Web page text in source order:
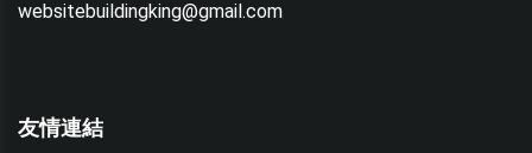
websitebuildingking@gmail.com
友情連結